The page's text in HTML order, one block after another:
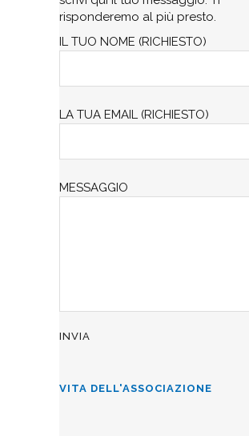
risponderemo al più presto.
IL TUO NOME (RICHIESTO)
LA TUA EMAIL (RICHIESTO)
MESSAGGIO
VITA DELL'ASSOCIAZIONE